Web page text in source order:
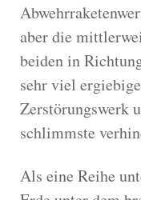
aber die
beiden in
sehr viel
Zerstörungswerk
schlimmste
Als eine Reihe